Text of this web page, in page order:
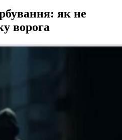
як не
ворога